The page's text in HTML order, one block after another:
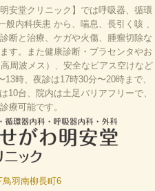
安堂クリニック】では呼吸器、循環
内科疾患 から、喘息、長引く咳 、
断と治療、ケガや火傷、腫瘤切除な
す。また健康診断・プラセンタやお
周波メス）、安全なピアス空けなど
時、夜診は17時30分〜20時まで、
10台、院内は土足バリアフリーで、
療可能です。
の公式HP、京都市伏見
羽南柳長町6